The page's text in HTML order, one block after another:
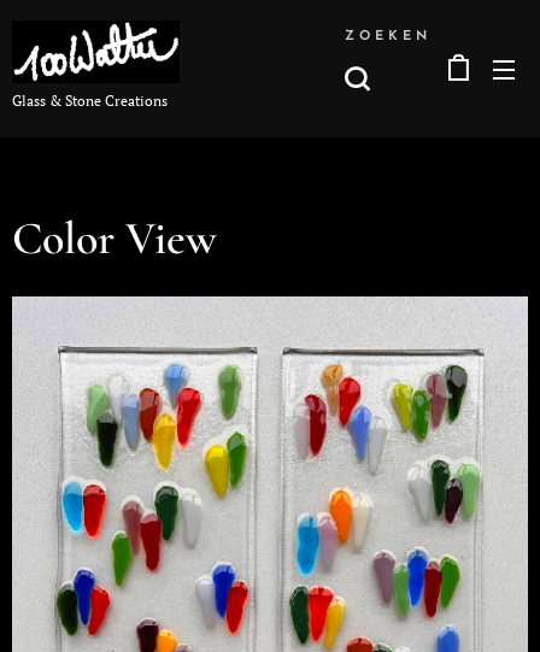
Glass & Stone Creations
ZOEKEN
Color View